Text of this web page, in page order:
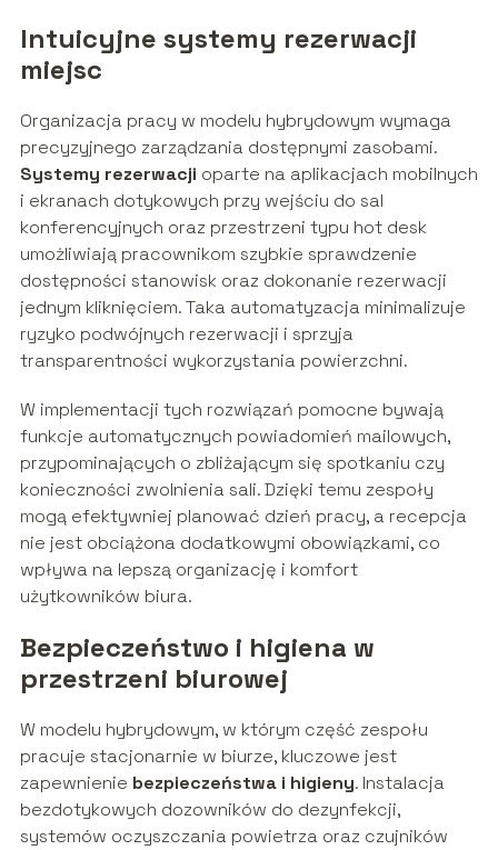
Intuicyjne systemy rezerwacji
miejsc
Organizacja pracy w modelu hybrydowym wymaga
precyzyjnego zarządzania dostępnymi zasobami.
Systemy rezerwacji oparte na aplikacjach mobilnych
i ekranach dotykowych przy wejściu do sal
konferencyjnych oraz przestrzeni typu hot desk
umożliwiają pracownikom szybkie sprawdzenie
dostępności stanowisk oraz dokonanie rezerwacji
jednym kliknięciem. Taka automatyzacja minimalizuje
ryzyko podwójnych rezerwacji i sprzyja
transparentności wykorzystania powierzchni.
W implementacji tych rozwiązań pomocne bywają
funkcje automatycznych powiadomień mailowych,
przypominających o zbliżającym się spotkaniu czy
konieczności zwolnienia sali. Dzięki temu zespoły
mogą efektywniej planować dzień pracy, a recepcja
nie jest obciążona dodatkowymi obowiązkami, co
wpływa na lepszą organizację i komfort
użytkowników biura.
Bezpieczeństwo i higiena w
przestrzeni biurowej
W modelu hybrydowym, w którym część zespołu
pracuje stacjonarnie w biurze, kluczowe jest
zapewnienie bezpieczeństwa i higieny. Instalacja
bezdotykowych dozowników do dezynfekcji,
systemów oczyszczania powietrza oraz czujników